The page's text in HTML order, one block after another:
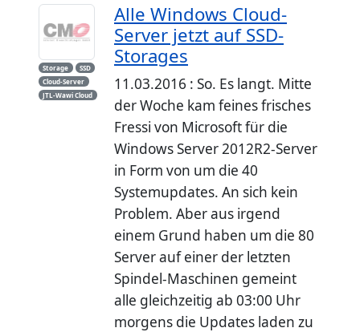
Storage
SSD
Cloud-Server
JTL-Wawi Cloud
Alle Windows Cloud-
Server jetzt auf SSD-
Storages
11.03.2016 : So. Es langt. Mitte
der Woche kam feines frisches
Fressi von Microsoft für die
Windows Server 2012R2-Server
in Form von um die 40
Systemupdates. An sich kein
Problem. Aber aus irgend
einem Grund haben um die 80
Server auf einer der letzten
Spindel-Maschinen gemeint
alle gleichzeitig ab 03:00 Uhr
morgens die Updates laden zu